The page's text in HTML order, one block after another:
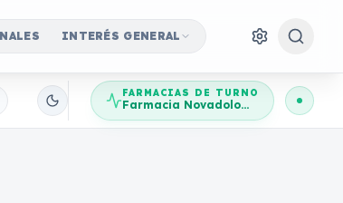
INTERÉS GENERAL
los Regionales FARMACIAS DE TURNO
Farmacia Novadolores